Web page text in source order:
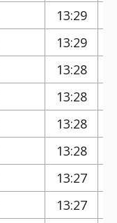
13:29
13:29
13:28
13:28
13:28
13:28
13:27
13:27